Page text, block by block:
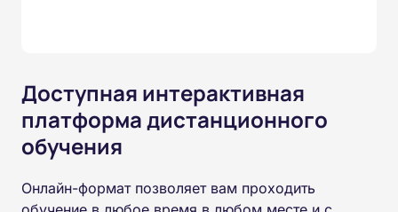
Доступная интерактивная
платформа дистанционного
обучения
Онлайн-формат позволяет вам проходить